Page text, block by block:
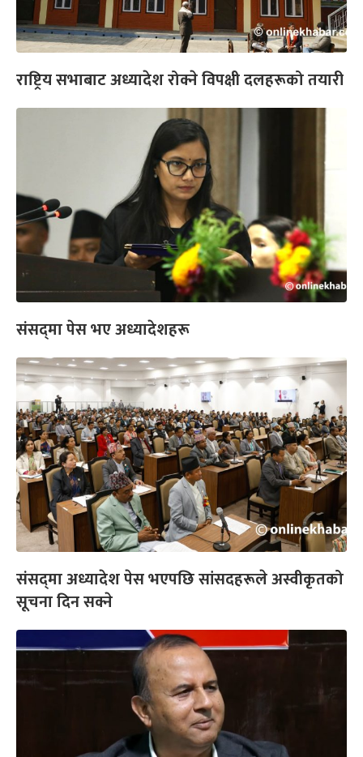
राष्ट्रिय सभाबाट अध्यादेश रोक्ने विपक्षी दलहरूको तयारी
संसद्‌मा पेस भए अध्यादेशहरू
संसद्‍मा अध्यादेश पेस भएपछि सांसदहरूले अस्वीकृतको
सूचना दिन सक्ने